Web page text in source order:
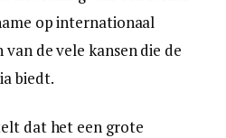
op internationaal
de vele kansen die de
biedt.
dat het een grote